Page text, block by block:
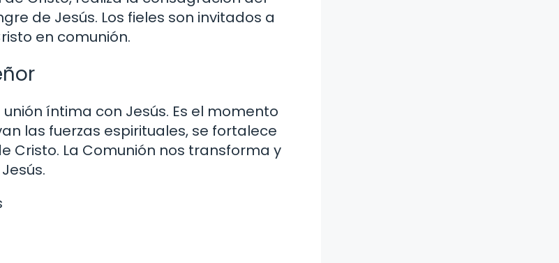
de Jesús. Los fieles son invitados a
en comunión.
íntima con Jesús. Es el momento
las fuerzas espirituales, se fortalece
Cristo. La Comunión nos transforma y